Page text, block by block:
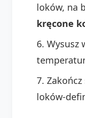
loków, na
kręcone
Wysusz
loków-